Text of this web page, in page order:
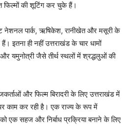
फिल्मों की शूटिंग कर चुके हैं।
नेशनल पार्क, ऋषिकेश, रानीखेत और मसूरी के
इतना ही नहीं उत्तराखंड के चार धामों
और यमुनोत्री जैसे तीर्थ स्थलों में श्रद्धलुओं की
और फिल्म बिरादरी के लिए उत्तराखंड में
काम कर रही है। एक राज्य के रूप में
एक सहज और निर्बाध प्रक्रिया बनाने के लिए